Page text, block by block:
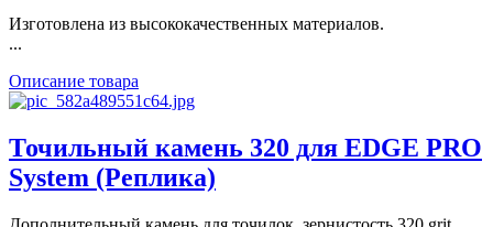
Изготовлена из высококачественных материалов.
...
Описание товара
Точильный камень 320 для EDGE PRO
System (Реплика)